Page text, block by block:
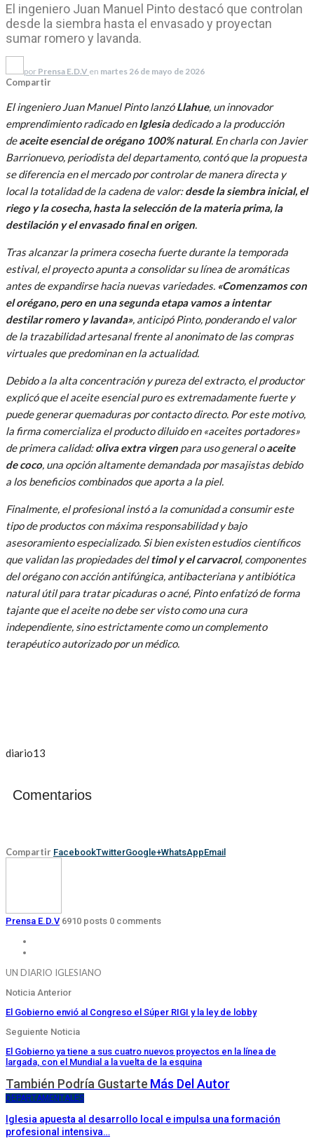
El ingeniero Juan Manuel Pinto destacó que controlan
desde la siembra hasta el envasado y proyectan
sumar romero y lavanda.
por Prensa E.D.V en martes 26 de mayo de 2026
Compartir
El ingeniero Juan Manuel Pinto lanzóLlahue, un innovador
emprendimiento radicado enIglesiadedicado a la producción
deaceite esencial de orégano 100% natural. En charla con Javier
Barrionuevo, periodista del departamento, contó que la propuesta
se diferencia en el mercado por controlar de manera directa y
local la totalidad de la cadena de valor:desde la siembra inicial, el
riego y la cosecha, hasta la selección de la materia prima, la
destilación y el envasado final en origen.
Tras alcanzar la primera cosecha fuerte durante la temporada
estival, el proyecto apunta a consolidar su línea de aromáticas
antes de expandirse hacia nuevas variedades. «Comenzamos con
el orégano, pero en una segunda etapa vamos a intentar
destilar romero y lavanda», anticipó Pinto, ponderando el valor
de la trazabilidad artesanal frente al anonimato de las compras
virtuales que predominan en la actualidad.
Debido a la alta concentración y pureza del extracto, el productor
explicó que el aceite esencial puro es extremadamente fuerte y
puede generar quemaduras por contacto directo. Por este motivo,
la firma comercializa el producto diluido en «aceites portadores»
de primera calidad:oliva extra virgen para uso general oaceite
de coco, una opción altamente demandada por masajistas debido
a los beneficios combinados que aporta a la piel.
Finalmente, el profesional instó a la comunidad a consumir este
tipo de productos con máxima responsabilidad y bajo
asesoramiento especializado. Si bien existen estudios científicos
que validan las propiedades deltimol y el carvacrol, componentes
del orégano con acción antifúngica, antibacteriana y antibiótica
natural útil para tratar picaduras o acné, Pinto enfatizó de forma
tajante que el aceite no debe ser visto como una cura
independiente, sino estrictamente como un complemento
terapéutico autorizado por un médico.
diario13
Comentarios
Compartir FacebookTwitterGoogle+WhatsAppEmail
Prensa E.D.V 6910 posts 0 comments
UN DIARIO IGLESIANO
Noticia Anterior
El Gobierno envió al Congreso el Súper RIGI y la ley de lobby
Seguiente Noticia
El Gobierno ya tiene a sus cuatro nuevos proyectos en la línea de
largada, con el Mundial a la vuelta de la esquina
También Podría Gustarte Más Del Autor
DEPARTAMENTALES
Iglesia apuesta al desarrollo local e impulsa una formación
profesional intensiva…